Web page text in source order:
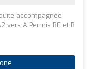
accompagnée
vers A Permis BE et B